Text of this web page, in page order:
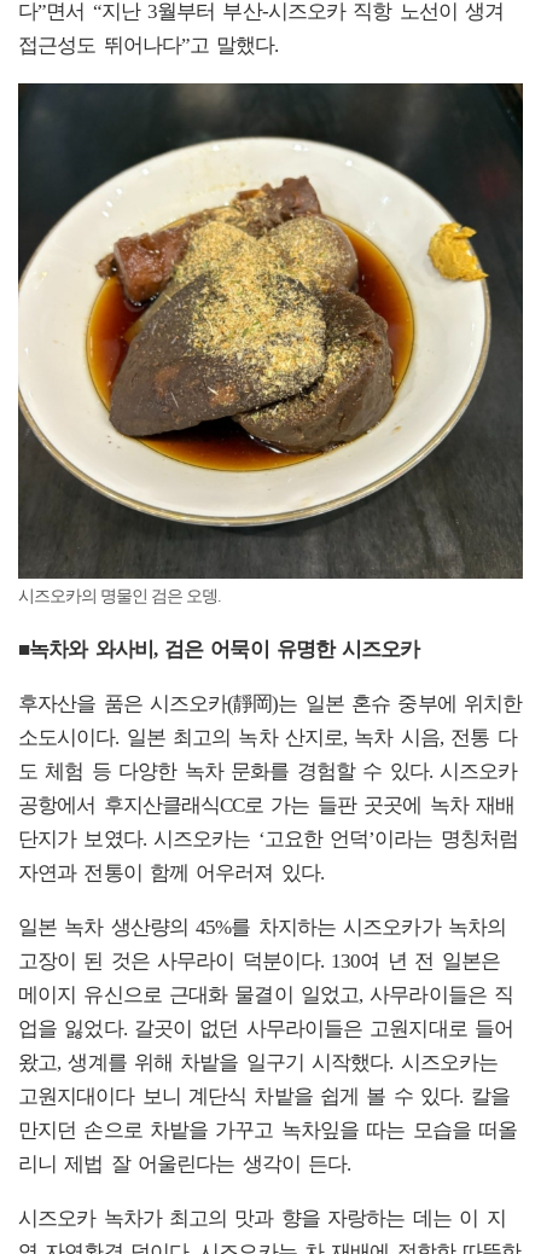
다”면서 “지난 3월부터 부산-시즈오카 직항 노선이 생겨
접근성도 뛰어나다”고 말했다.
시즈오카의 명물인 검은 오뎅.
■녹차와 와사비, 검은 어묵이 유명한 시즈오카
후자산을 품은 시즈오카(靜岡)는 일본 혼슈 중부에 위치한
소도시이다. 일본 최고의 녹차 산지로, 녹차 시음, 전통 다
도 체험 등 다양한 녹차 문화를 경험할 수 있다. 시즈오카
공항에서 후지산클래식CC로 가는 들판 곳곳에 녹차 재배
단지가 보였다. 시즈오카는 ‘고요한 언덕’이라는 명칭처럼
자연과 전통이 함께 어우러져 있다.
일본 녹차 생산량의 45%를 차지하는 시즈오카가 녹차의
고장이 된 것은 사무라이 덕분이다. 130여 년 전 일본은
메이지 유신으로 근대화 물결이 일었고, 사무라이들은 직
업을 잃었다. 갈곳이 없던 사무라이들은 고원지대로 들어
왔고, 생계를 위해 차밭을 일구기 시작했다. 시즈오카는
고원지대이다 보니 계단식 차밭을 쉽게 볼 수 있다. 칼을
만지던 손으로 차밭을 가꾸고 녹차잎을 따는 모습을 떠올
리니 제법 잘 어울린다는 생각이 든다.
시즈오카 녹차가 최고의 맛과 향을 자랑하는 데는 이 지